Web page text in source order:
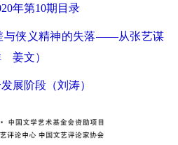
年第10期目录
与侠义精神的失落——从张艺谋
姜文）
展阶段（刘涛）